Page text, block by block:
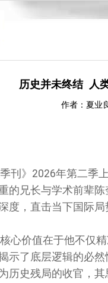
历史并未终结 人
作者：夏业
》2026年第二季
的兄长与学术前辈
度，直击当下国际
价值在于他不仅精
示了底层逻辑的必
历史残局的收官，